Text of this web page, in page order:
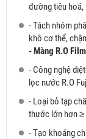
đường tiêu hoá,
- Tách nhóm
khô cơ thể,
- Màng R.O
- Công nghệ
lọc nước R.O
- Loại bỏ tạp
thước lớn hơn ≥
- Tạo khoáng